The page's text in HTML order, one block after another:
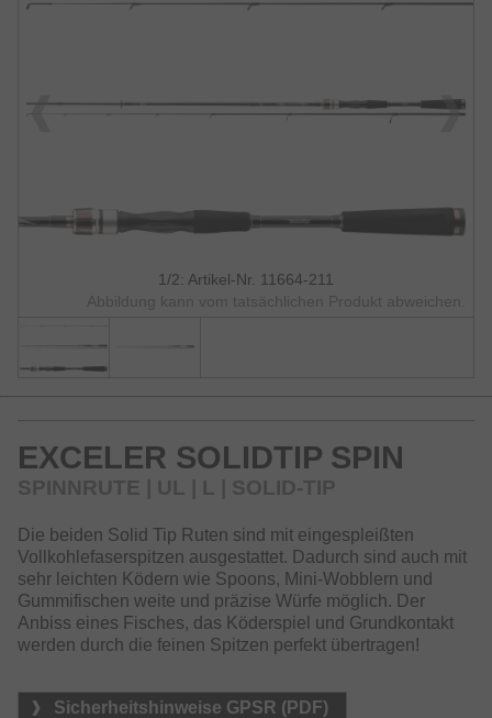
1/2: Artikel-Nr. 11664-211
Abbildung kann vom tatsächlichen Produkt abweichen.
EXCELER SOLIDTIP SPIN
SPINNRUTE | UL | L | SOLID-TIP
Die beiden Solid Tip Ruten sind mit eingespleißten
Vollkohlefaserspitzen ausgestattet. Dadurch sind auch mit
sehr leichten Ködern wie Spoons, Mini-Wobblern und
Gummifischen weite und präzise Würfe möglich. Der
Anbiss eines Fisches, das Köderspiel und Grundkontakt
werden durch die feinen Spitzen perfekt übertragen!
Sicherheitshinweise GPSR (PDF)